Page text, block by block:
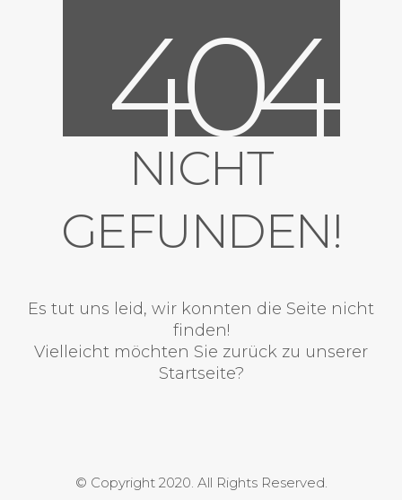
404
NICHT
GEFUNDEN!
Es tut uns leid, wir konnten die Seite nicht
finden!
Vielleicht möchten Sie zurück zu unserer
Startseite?
© Copyright 2020. All Rights Reserved.